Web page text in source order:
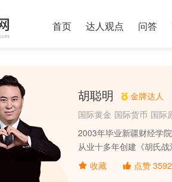
首页 达人观点 问答
胡聪明
金牌达人
国际黄金 国际货币 国际
2003年毕业新疆财经学
从业十多年创建《胡氏
证书。多次获得同行业
握今天才是王道，交易
收藏 点赞 3592